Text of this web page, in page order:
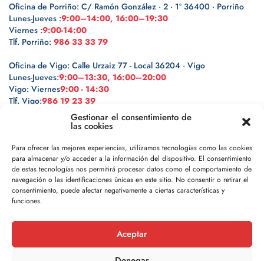
Gestionar el consentimiento de
las cookies
Para ofrecer las mejores experiencias, utilizamos tecnologías como las cookies
para almacenar y/o acceder a la información del dispositivo. El consentimiento
de estas tecnologías nos permitirá procesar datos como el comportamiento de
navegación o las identificaciones únicas en este sitio. No consentir o retirar el
consentimiento, puede afectar negativamente a ciertas características y
funciones.
Aceptar
Oficina de Porriño: C/ Ramón González · 2 · 1º 36400 · Porriño
Lunes-Jueves :9:00–14:00, 16:00–19:30
Viernes :9:00-14:00
Tlf. Porriño: 986 33 33 79
Oficina de Vigo: Calle Urzaiz 77 - Local 36204 · Vigo
Lunes-Jueves:9:00–13:30, 16:00–20:00
Vigo: Viernes9:00 - 14:30
Tlf. Vigo:986 19 23 39
Legal
Política de privacidad